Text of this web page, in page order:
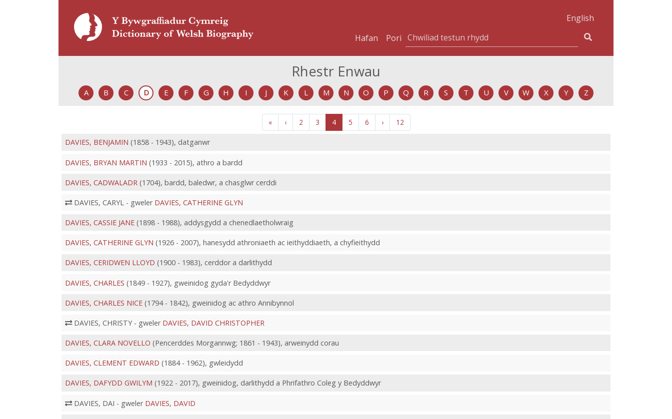
English
Hafan
Pori
Rhestr Enwau
A B C D E F G H I J K L M N O P Q R S T U V W X Y Z
« ‹ 2 3 4 5 6 › 12
DAVIES, BENJAMIN (1858 - 1943), datganwr
DAVIES, BRYAN MARTIN (1933 - 2015), athro a bardd
DAVIES, CADWALADR (1704), bardd, baledwr, a chasglwr cerddi
DAVIES, CARYL - gweler DAVIES, CATHERINE GLYN
DAVIES, CASSIE JANE(1898 - 1988), addysgydd a chenedlaetholwraig
DAVIES, CATHERINE GLYN (1926 - 2007), hanesydd athroniaeth ac ieithyddiaeth, a chyfieithydd
DAVIES, CERIDWEN LLOYD (1900 - 1983), cerddor a darlithydd
DAVIES, CHARLES (1849 - 1927), gweinidog gyda'r Bedyddwyr
DAVIES, CHARLES NICE(1794 - 1842), gweinidog ac athro Annibynnol
DAVIES, CHRISTY - gweler DAVIES, DAVID CHRISTOPHER
DAVIES, CLARA NOVELLO (Pencerddes Morgannwg; 1861 - 1943), arweinydd corau
DAVIES, CLEMENT EDWARD (1884 - 1962), gwleidydd
DAVIES, DAFYDD GWILYM (1922 - 2017), gweinidog, darlithydd a Phrifathro Coleg y Bedyddwyr
DAVIES, DAI - gweler DAVIES, DAVID